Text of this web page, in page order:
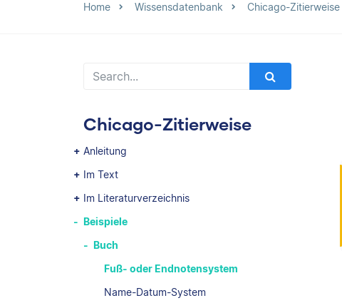
Home Wissensdatenbank Chicago-Zitierweise
Chicago-Zitierweise
Anleitung
Im Text
Im Literaturverzeichnis
Beispiele
Buch
Fuß- oder Endnotensystem
Name-Datum-System